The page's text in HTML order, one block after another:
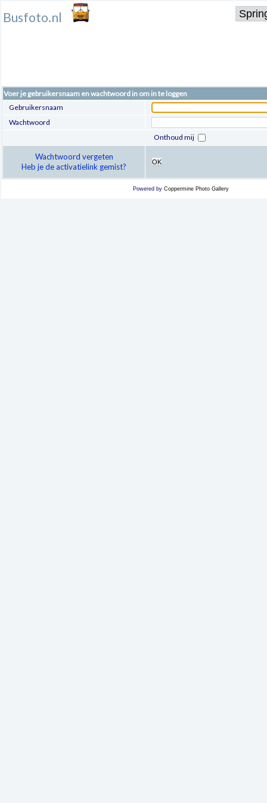
Busfoto.nl
Voer je gebruikersnaam en wachtwoord in om in te loggen
Gebruikersnaam
Wachtwoord
Onthoud mij
Wachtwoord vergeten
Heb je de activatielink gemist?
OK
Powered by Coppermine Photo Gallery